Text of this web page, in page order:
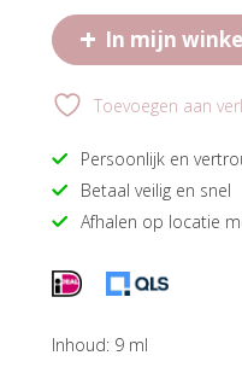
+ In mijn
Toevoegen aan
Persoonlijk en
Betaal veilig en snel
Afhalen op locatie
Inhoud: 9 ml